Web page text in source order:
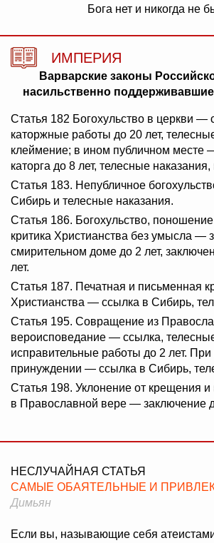
Бога нет и никогда не
ИМПЕРИЯ
Варварские законы
насильственно
Статья 182 Богохульство в церкви —
каторжные работы до 20 лет,
клеймение; в ином публичном месте
каторга до 8 лет, телесные
Статья 183. Непубличное
Сибирь и телесные наказания.
Статья 186. Богохульство,
критика Христианства без умысла —
смирительном доме до 2 лет,
лет.
Статья 187. Печатная и письменная
Христианства — ссылка в Сибирь,
Статья 195. Совращение из
вероисповедание — ссылка,
исправительные работы до 2 лет.
принуждении — ссылка в Сибирь,
Статья 198. Уклонение от крещения и
в Православной вере — заключение
НЕСЛУЧАЙНАЯ СТАТЬЯ
САМЫЕ ОБАЯТЕЛЬНЫЕ И
Димьян
Если вы, называющие себя